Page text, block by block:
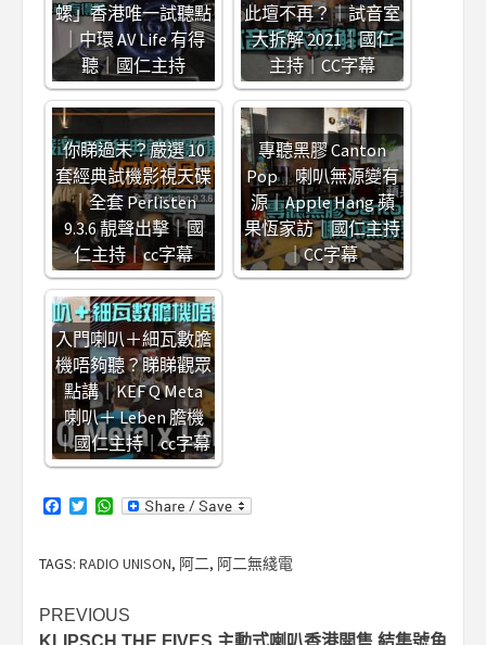
螺」香港唯一試聽點
｜中環 AV Life 有得
聽｜國仁主持
此壇不再？｜試音室
大拆解 2021｜國仁
主持｜CC字幕
你睇過未？嚴選 10
套經典試機影視天碟
｜全套 Perlisten
9.3.6 靚聲出擊｜國
仁主持｜cc字幕
專聽黑膠 Canton
Pop｜喇叭無源變有
源｜Apple Hang 蘋
果恆家訪｜國仁主持
｜CC字幕
入門喇叭＋細瓦數膽
機唔夠聽？睇睇觀眾
點講｜KEF Q Meta
喇叭＋ Leben 膽機
｜國仁主持｜cc字幕
Facebook
TwitterWhatsApp
TAGS: RADIO UNISON, 阿二, 阿二無綫電
Post
PREVIOUS
KLIPSCH THE FIVES 主動式喇叭香港開售 結集號角